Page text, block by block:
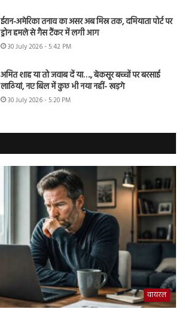
ईरान-अमेरिका तनाव का असर अब मिस्र तक, दमियाता पोर्ट पर
ड्रोन हमले से गैस टैंकर में लगी आग
30 July 2026 - 5:42 PM
अमित शाह या तो जवाब दें या…., बेकसूर बच्चों पर बरसाई
लाठियां, नए बिल में कुछ भी नया नहीं- खड़गे
30 July 2026 - 5:20 PM
वायरल